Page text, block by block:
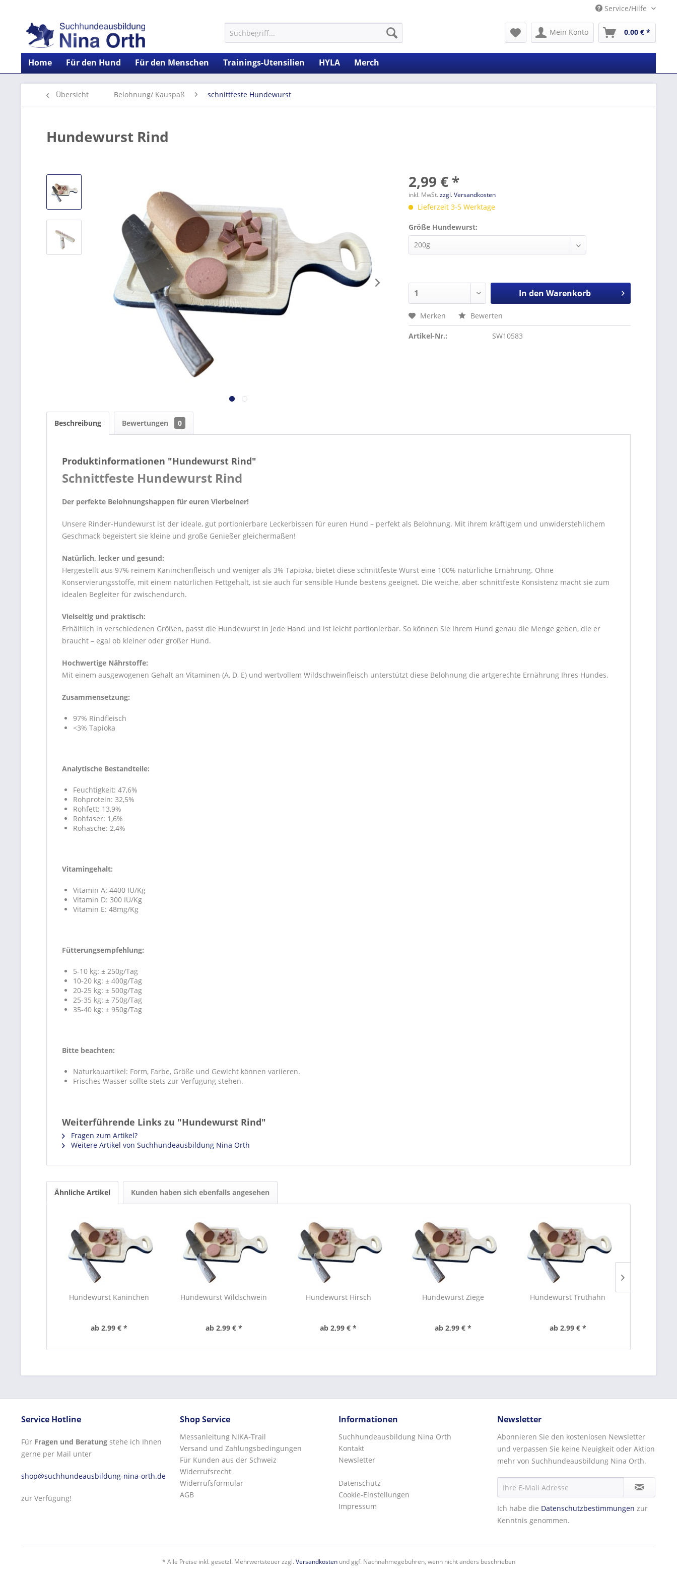
Service/Hilfe
Mein Konto 0,00 € *
Home Für den Hund Für den Menschen Trainings-Utensilien HYLA Merch
Übersicht Belohnung/ Kauspaß schnittfeste Hundewurst
Hundewurst Rind
2,99 € *
inkl. MwSt.zzgl. Versandkosten
Lieferzeit 3-5 Werktage
Größe Hundewurst:
In den Warenkorb
Merken Bewerten
Artikel-Nr.: SW10583
Beschreibung Bewertungen 0
Produktinformationen "Hundewurst Rind"
Schnittfeste Hundewurst Rind
Der perfekte Belohnungshappen für euren Vierbeiner!
Unsere Rinder-Hundewurst ist der ideale, gut portionierbare Leckerbissen für euren Hund – perfekt als Belohnung. Mit ihrem kräftigem und unwiderstehlichem
Geschmack begeistert sie kleine und große Genießer gleichermaßen!
Natürlich, lecker und gesund:
Hergestellt aus 97% reinem Kaninchenfleisch und weniger als 3% Tapioka, bietet diese schnittfeste Wurst eine 100% natürliche Ernährung. Ohne
Konservierungsstoffe, mit einem natürlichen Fettgehalt, ist sie auch für sensible Hunde bestens geeignet. Die weiche, aber schnittfeste Konsistenz macht sie zum
idealen Begleiter für zwischendurch.
Vielseitig und praktisch:
Erhältlich in verschiedenen Größen, passt die Hundewurst in jede Hand und ist leicht portionierbar. So können Sie Ihrem Hund genau die Menge geben, die er
braucht – egal ob kleiner oder großer Hund.
Hochwertige Nährstoffe:
Mit einem ausgewogenen Gehalt an Vitaminen (A, D, E) und wertvollem Wildschweinfleisch unterstützt diese Belohnung die artgerechte Ernährung Ihres Hundes.
Zusammensetzung:
97% Rindfleisch
<3% Tapioka
Analytische Bestandteile:
Feuchtigkeit: 47,6%
Rohprotein: 32,5%
Rohfett: 13,9%
Rohfaser: 1,6%
Rohasche: 2,4%
Vitamingehalt:
Vitamin A: 4400 IU/Kg
Vitamin D: 300 IU/Kg
Vitamin E: 48mg/Kg
Fütterungsempfehlung:
5-10 kg: ± 250g/Tag
10-20 kg: ± 400g/Tag
20-25 kg: ± 500g/Tag
25-35 kg: ± 750g/Tag
35-40 kg: ± 950g/Tag
Bitte beachten:
Naturkauartikel: Form, Farbe, Größe und Gewicht können variieren.
Frisches Wasser sollte stets zur Verfügung stehen.
Weiterführende Links zu "Hundewurst Rind"
Fragen zum Artikel?
Weitere Artikel von Suchhundeausbildung Nina Orth
Ähnliche Artikel Kunden haben sich ebenfalls angesehen
Hundewurst Kaninchen
ab 2,99 € *
Hundewurst Wildschwein
ab 2,99 € *
Hundewurst Hirsch
ab 2,99 € *
Hundewurst Ziege
ab 2,99 € *
Hundewurst Truthahn
ab 2,99 € *
Service Hotline
Für Fragen und Beratung stehe ich Ihnen
gerne per Mail unter
shop@suchhundeausbildung-nina-orth.de
zur Verfügung!
Shop Service
Messanleitung NIKA-Trail
Versand und Zahlungsbedingungen
Für Kunden aus der Schweiz
Widerrufsrecht
Widerrufsformular
AGB
Informationen
Suchhundeausbildung Nina Orth
Kontakt
Newsletter
Datenschutz
Cookie-Einstellungen
Impressum
Newsletter
Abonnieren Sie den kostenlosen Newsletter
und verpassen Sie keine Neuigkeit oder Aktion
mehr von Suchhundeausbildung Nina Orth.
Ich habe die Datenschutzbestimmungen zur
Kenntnis genommen.
* Alle Preise inkl. gesetzl. Mehrwertsteuer zzgl. Versandkostenund ggf. Nachnahmegebühren, wenn nicht anders beschrieben